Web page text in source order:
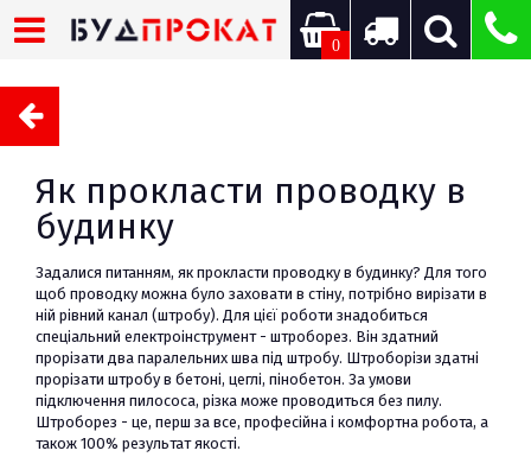
0
Як прокласти проводку в
будинку
Задалися питанням, як прокласти проводку в будинку? Для того
щоб проводку можна було заховати в стіну, потрібно вирізати в
ній рівний канал (штробу). Для цієї роботи знадобиться
спеціальний електроінструмент - штроборез. Він здатний
прорізати два паралельних шва під штробу. Штроборізи здатні
прорізати штробу в бетоні, цеглі, пінобетон. За умови
підключення пилососа, різка може проводиться без пилу.
Штроборез - це, перш за все, професійна і комфортна робота, а
також 100% результат якості.